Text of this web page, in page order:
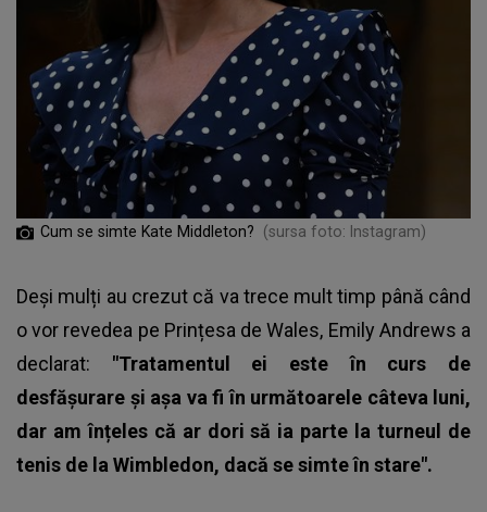
Cum se simte Kate Middleton? (sursa foto: Instagram)
Deși mulți au crezut că va trece mult timp până când
o vor revedea pe Prințesa de Wales, Emily Andrews a
declarat: "Tratamentul ei este în curs de
desfășurare și așa va fi în următoarele câteva luni,
dar am înțeles că ar dori să ia parte la turneul de
tenis de la Wimbledon, dacă se simte în stare".